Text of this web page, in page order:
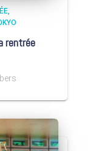
rentrée